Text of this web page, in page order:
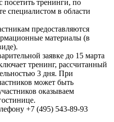
тренинги, по
специалистом в области
предоставляются
материалы (в
заявке до 15 марта
тренинг, рассчитанный
3 дня. При
может быть
оказываем
+7 (495) 543-89-93